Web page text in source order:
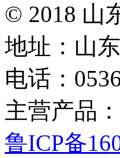
© 2018 山
地址：山
电话：
主营产品：
鲁ICP备